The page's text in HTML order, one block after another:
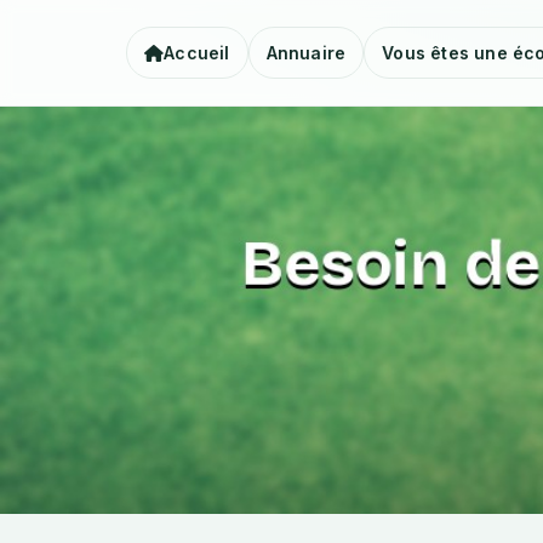
Accueil Annuaire Vous êtes une